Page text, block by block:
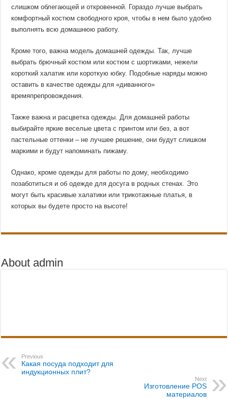
слишком облегающей и откровенной. Гораздо лучше выбрать
комфортный костюм свободного кроя, чтобы в нем было удобно
выполнять всю домашнюю работу.
Кроме того, важна модель домашней одежды. Так, лучше
выбрать брючный костюм или костюм с шортиками, нежели
короткий халатик или короткую юбку. Подобные наряды можно
оставить в качестве одежды для «диванного»
времяпрепровождения.
Также важна и расцветка одежды. Для домашней работы
выбирайте яркие веселые цвета с принтом или без, а вот
пастельные оттенки – не лучшее решение, они будут слишком
маркими и будут напоминать пижаму.
Однако, кроме одежды для работы по дому, необходимо
позаботиться и об одежде для досуга в родных стенах. Это
могут быть красивые халатики или трикотажные платья, в
которых вы будете просто на высоте!
About admin
Previous
Какая посуда подходит для
индукционных плит?
Next
Изготовление POS
материалов